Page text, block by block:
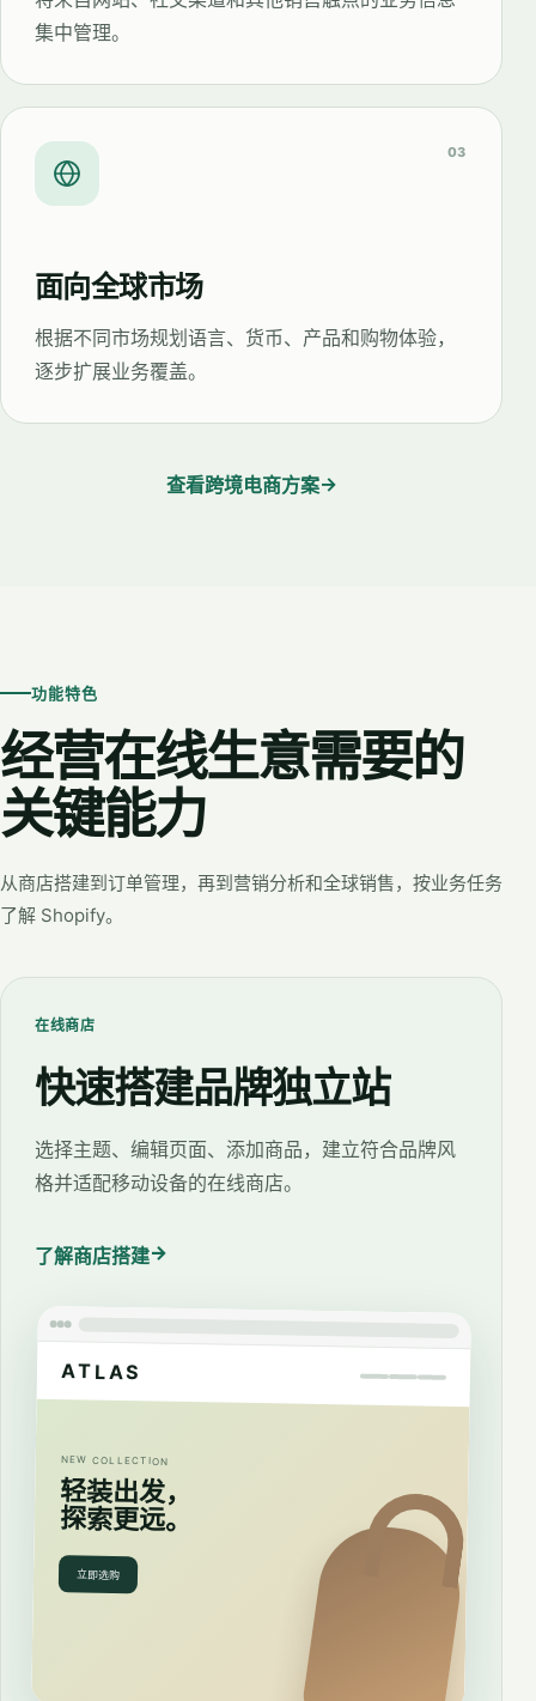
集中管理。
03
面向全球市场
根据不同市场规划语言、货币、产品和购物体验，
逐步扩展业务覆盖。
查看跨境电商方案→
功能特色
经营在线生意需要的
关键能力
从商店搭建到订单管理，再到营销分析和全球销售，按业务任务
了解 Shopify。
在线商店
快速搭建品牌独立站
选择主题、编辑页面、添加商品，建立符合品牌风
格并适配移动设备的在线商店。
了解商店搭建→
ATLAS
NEW COLLECTION
轻装出发，
探索更远。
立即选购